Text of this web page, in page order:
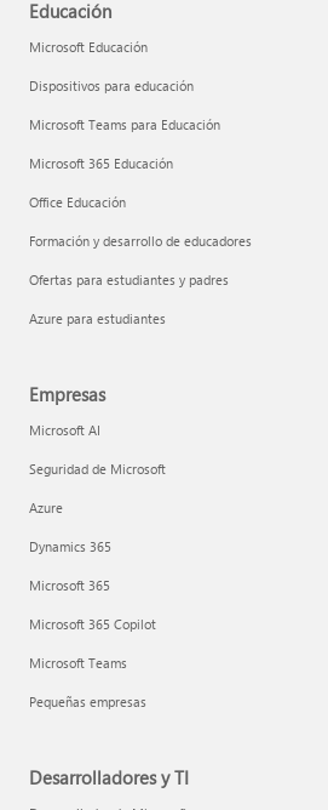
Educación
Microsoft Educación
Dispositivos para educación
Microsoft Teams para Educación
Microsoft 365 Educación
Office Educación
Formación y desarrollo de educadores
Ofertas para estudiantes y padres
Azure para estudiantes
Empresas
Microsoft AI
Seguridad de Microsoft
Azure
Dynamics 365
Microsoft 365
Microsoft 365 Copilot
Microsoft Teams
Pequeñas empresas
Desarrolladores y TI